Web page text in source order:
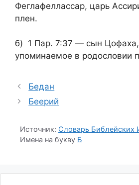
Феглафеллассар, царь
плен.
б) 1 Пар. 7:37 — сын
упоминаемое в родословии
Бедан
Беерий
Источник: Словарь Библейских
Имена на букву Б